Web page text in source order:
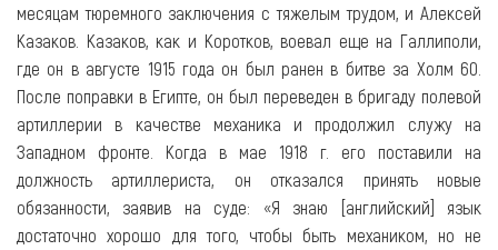
месяцам тюремного заключения с тяжелым трудом, и Алексей
Казаков. Казаков, как и Коротков, воевал еще на Галлиполи,
где он в августе 1915 года он был ранен в битве за Холм 60.
После поправки в Египте, он был переведен в бригаду полевой
артиллерии в качестве механика и продолжил служу на
Западном фронте. Когда в мае 1918 г. его поставили на
должность артиллериста, он отказался принять новые
обязанности, заявив на суде: «Я знаю [английский] язык
достаточно хорошо для того, чтобы быть механиком, но не